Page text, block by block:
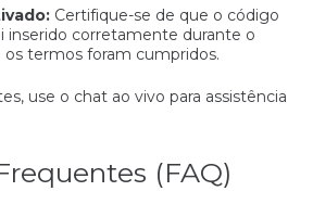
Certifique-se de que o código
inserido corretamente durante o
termos foram cumpridos.
use o chat ao vivo para assistência
(FAQ)